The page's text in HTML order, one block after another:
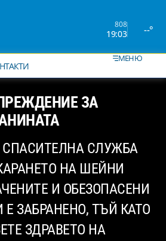
808
19:03 --°
МЕНЮ
ЗА
СЛУЖБА
НА ШЕЙНИ
И ОБЕЗОПАСЕНИ
Е ЗАБРАНЕНО, ТЪЙ КАТО
ЗДРАВЕТО НА